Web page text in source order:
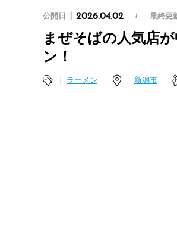
公開日 2026.04.02 最終更
まぜそばの人気店
ン！
ラーメン 新潟市